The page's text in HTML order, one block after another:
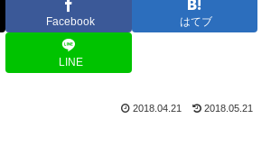
Facebook はてブ
LINE
2018.04.21 2018.05.21